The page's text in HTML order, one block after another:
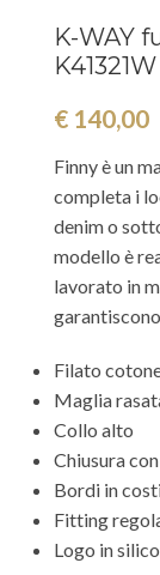
K-WAY
K41321W
€ 140,00
Finny è un
completa i
denim o
modello è
lavorato in
Filato
Maglia
Collo alto
Chiusura
Bordi in
Fitting
Logo in